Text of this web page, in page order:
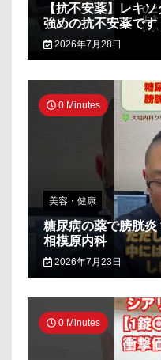
【抗不安薬】レキ
強めの抗不安薬です
2026年7月28日
0 Minutes
美容・健康
糖尿病の薬で膀胱炎
相模原内科
2026年7月23日
0 Minutes